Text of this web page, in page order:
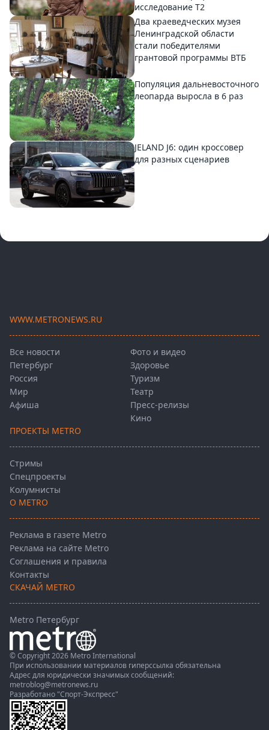
исследование T2
Два краеведческих музея
Ленинградской области
стали победителями
грантовой программы ВТБ
Популяция дальневосточного
леопарда выросла в 6 раз
JELAND J6: один кроссовер
для разных сценариев
WWW.METRONEWS.RU
Все новости
Петербург
Россия
Мир
Афиша
Фото и видео
Здоровье
Туризм
Театр
Пресс-релизы
Кино
ПРОЕКТЫ METRO
Стримы
Спецпроекты
Колумнисты
О METRO
Реклама в газете Metro
Реклама на сайте Metro
Соглашения и правила
Контакты
СКАЧАЙ METRO
Metro Петербург
© Copyright 2026 Metro International
При использовании материалов гиперссылка обязательна
Адрес для юридически значимых сообщений:
metroblog@metronews.ru
Разработано "Спорт-Экспресс"